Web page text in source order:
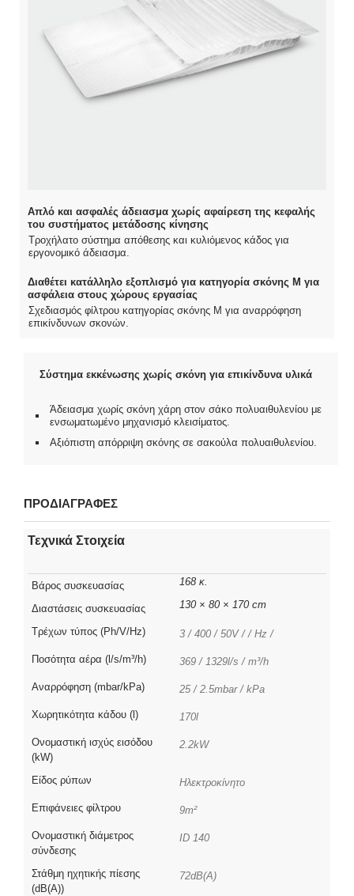
Απλό και ασφαλές άδειασμα χωρίς αφαίρεση της κεφαλής
του συστήματος μετάδοσης κίνησης
Τροχήλατο σύστημα απόθεσης και κυλιόμενος κάδος για
εργονομικό άδειασμα.
Διαθέτει κατάλληλο εξοπλισμό για κατηγορία σκόνης M για
ασφάλεια στους χώρους εργασίας
Σχεδιασμός φίλτρου κατηγορίας σκόνης M για αναρρόφηση
επικίνδυνων σκονών.
Σύστημα εκκένωσης χωρίς σκόνη για επικίνδυνα υλικά
Άδειασμα χωρίς σκόνη χάρη στον σάκο πολυαιθυλενίου με
ενσωματωμένο μηχανισμό κλεισίματος.
Αξιόπιστη απόρριψη σκόνης σε σακούλα πολυαιθυλενίου.
ΠΡΟΔΙΑΓΡΑΦΕΣ
Τεχνικά Στοιχεία
Βάρος συσκευασίας 168 κ.
Διαστάσεις συσκευασίας 130 × 80 × 170 cm
Τρέχων τύπος (Ph/V/Hz) 3 / 400 / 50V / / Hz /
Ποσότητα αέρα (l/s/m³/h) 369 / 1329l/s / m³/h
Αναρρόφηση (mbar/kPa) 25 / 2.5mbar / kPa
Χωρητικότητα κάδου (l) 170l
Ονομαστική ισχύς εισόδου
(kW)
2.2kW
Είδος ρύπων Ηλεκτροκίνητο
Επιφάνειες φίλτρου 9m²
Ονομαστική διάμετρος
σύνδεσης
ID 140
Στάθμη ηχητικής πίεσης
(dB(A))
72dB(A)